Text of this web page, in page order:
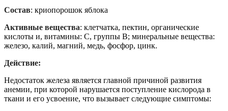
Состав: криопорошок яблока
Активные вещества: клетчатка, пектин, органические
кислоты и, витамины: С, группы B; минеральные вещества:
железо, калий, магний, медь, фосфор, цинк.
Действие:
Недостаток железа является главной причиной развития
анемии, при которой нарушается поступление кислорода в
ткани и его усвоение, что вызывает следующие симптомы: